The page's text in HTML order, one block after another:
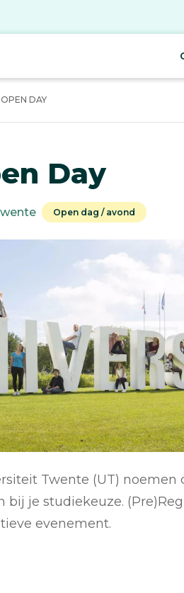
DAY
Day
Open dag / avond
Twente (UT) noemen
bij je studiekeuze.
evenement.